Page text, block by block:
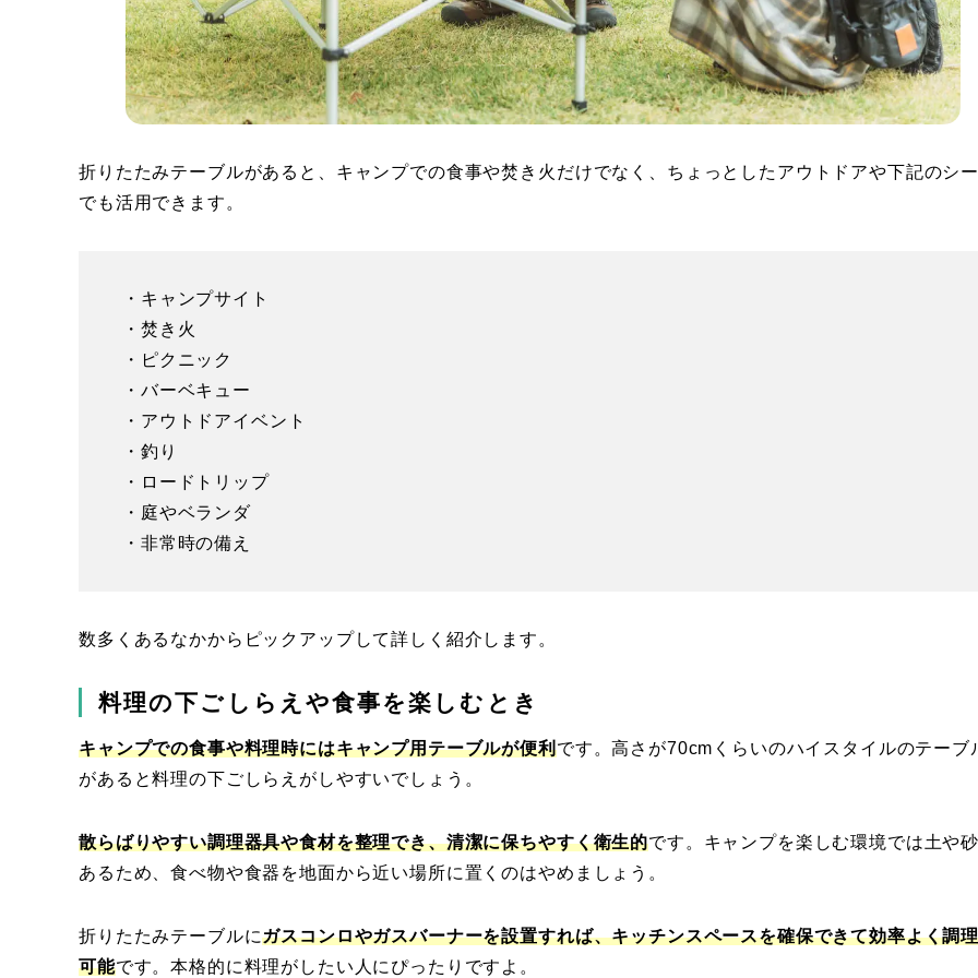
折りたたみテーブルがあると、キャンプでの食事や焚き火だけでなく、ちょっとしたアウトドアや下記のシ
でも活用できます。
・キャンプサイト
・焚き火
・ピクニック
・バーベキュー
・アウトドアイベント
・釣り
・ロードトリップ
・庭やベランダ
・非常時の備え
数多くあるなかからピックアップして詳しく紹介します。
料理の下ごしらえや食事を楽しむとき
キャンプでの食事や料理時にはキャンプ用テーブルが便利です。高さが70cmくらいのハイスタイルのテーブ
があると料理の下ごしらえがしやすいでしょう。
散らばりやすい調理器具や食材を整理でき、清潔に保ちやすく衛生的です。キャンプを楽しむ環境では土や
あるため、食べ物や食器を地面から近い場所に置くのはやめましょう。
折りたたみテーブルにガスコンロやガスバーナーを設置すれば、キッチンスペースを確保できて効率よく調
可能です。本格的に料理がしたい人にぴったりですよ。